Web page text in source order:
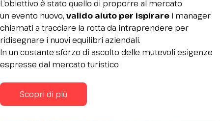
L’obiettivo è stato quello di proporre al mercato
un evento nuovo, valido aiuto per ispirare i manager
chiamati a tracciare la rotta da intraprendere per
ridisegnare i nuovi equilibri aziendali.
In un costante sforzo di ascolto delle mutevoli esigenze
espresse dal mercato turistico
Scopri di più